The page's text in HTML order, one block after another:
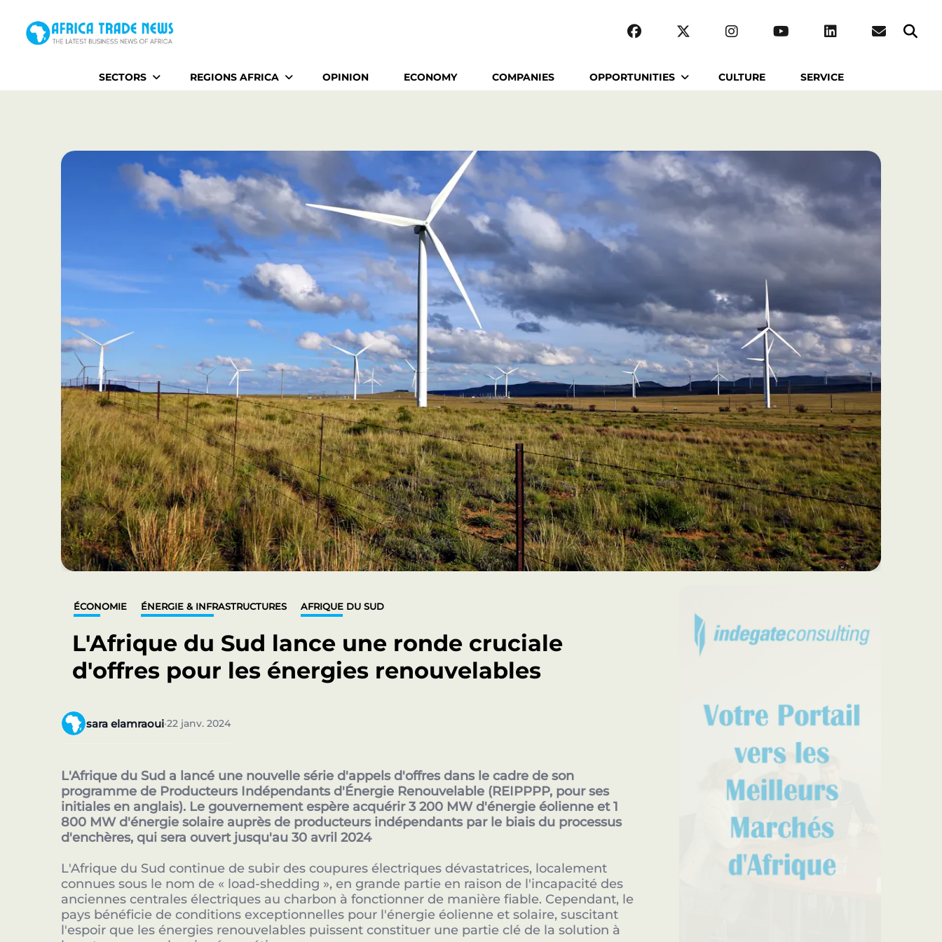
SECTORS REGIONS AFRICA OPINION ECONOMY COMPANIES OPPORTUNITIES CULTURE SERVICE
ÉCONOMIE ÉNERGIE & INFRASTRUCTURES AFRIQUE DU SUD
L'Afrique du Sud lance une ronde cruciale
d'offres pour les énergies renouvelables
sara elamraoui•22 janv. 2024
L'Afrique du Sud a lancé une nouvelle série d'appels d'offres dans le cadre de son
programme de Producteurs Indépendants d'Énergie Renouvelable (REIPPPP, pour ses
initiales en anglais). Le gouvernement espère acquérir 3 200 MW d'énergie éolienne et 1
800 MW d'énergie solaire auprès de producteurs indépendants par le biais du processus
d'enchères, qui sera ouvert jusqu'au 30 avril 2024
L'Afrique du Sud continue de subir des coupures électriques dévastatrices, localement
connues sous le nom de « load-shedding », en grande partie en raison de l'incapacité des
anciennes centrales électriques au charbon à fonctionner de manière fiable. Cependant, le
pays bénéficie de conditions exceptionnelles pour l'énergie éolienne et solaire, suscitant
l'espoir que les énergies renouvelables puissent constituer une partie clé de la solution à
Fermeture possible dans 5s